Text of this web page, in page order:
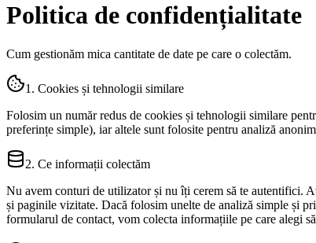
Politica de confidențialitate
Cum gestionăm mica cantitate de date pe care o colectăm.
1. Cookies și tehnologii similare
Folosim un număr redus de cookies și tehnologii similare
preferințe simple), iar altele sunt folosite pentru analiză
2. Ce informații colectăm
Nu avem conturi de utilizator și nu îți cerem să te autentifici.
și paginile vizitate. Dacă folosim unelte de analiză simple și
formularul de contact, vom colecta informațiile pe care alegi